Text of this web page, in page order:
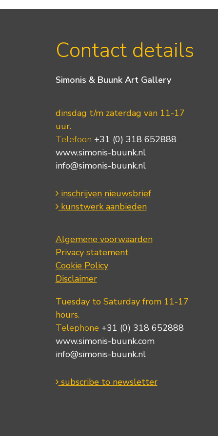
Contact details
Simonis & Buunk Art Gallery
dinsdag t/m zaterdag van 11-17
uur.
Telefoon +31 (0) 318 652888
www.simonis-buunk.nl
info@simonis-buunk.nl
inschrijven nieuwsbrief
kunstwerk aanbieden
Algemene voorwaarden
Privacy statement
Cookie Policy
Disclaimer
Tuesday to Saturday from 11-17
hours.
Telephone +31 (0) 318 652888
www.simonis-buunk.com
info@simonis-buunk.nl
subscribe to newsletter